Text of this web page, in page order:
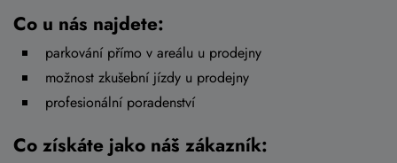
Co u nás najdete:
parkování přímo v areálu u prodejny
možnost zkušební jízdy u prodejny
profesionální poradenství
Co získáte jako náš zákazník: